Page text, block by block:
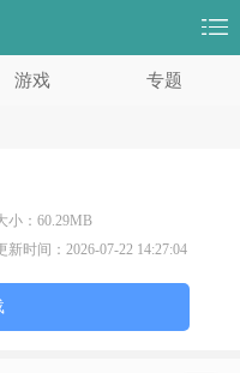
游戏 专题
小：60.29MB
新时间：2026-07-22 14:27:04